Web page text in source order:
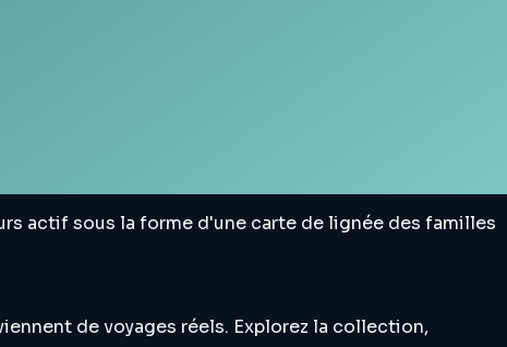
actif sous la forme d'une carte de lignée des familles
de voyages réels. Explorez la collection,